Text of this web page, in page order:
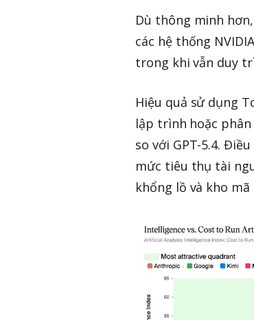
Dù thông minh
các hệ thống
trong khi vẫn duy
Hiệu quả sử dụng
lập trình hoặc
so với GPT-5.4.
mức tiêu thụ tài
khổng lồ và kho